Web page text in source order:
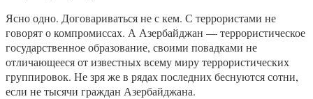
Ясно одно. Договариваться не с кем. С террористами не
говорят о компромиссах. А Азербайджан — террористическое
государственное образование, своими повадками не
отличающееся от известных всему миру террористических
группировок. Не зря же в рядах последних беснуются сотни,
если не тысячи граждан Азербайджана.